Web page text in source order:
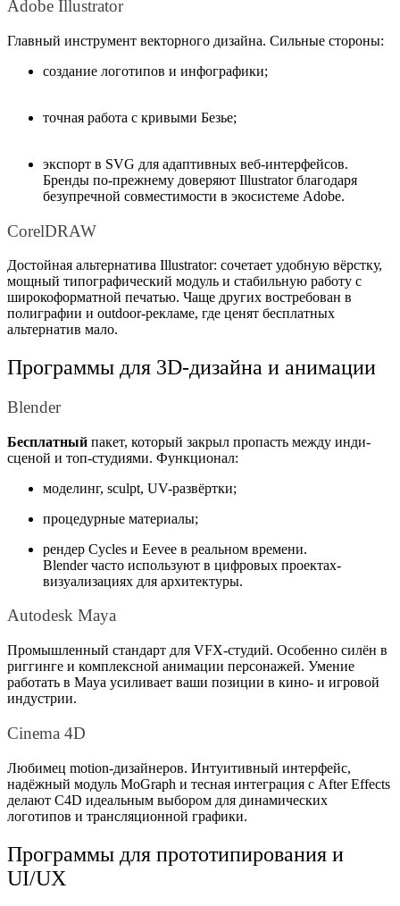
Adobe Illustrator
Главный инструмент векторного дизайна. Сильные стороны:
создание логотипов и инфографики;
точная работа с кривыми Безье;
экспорт в SVG для адаптивных веб-интерфейсов.
Бренды по-прежнему доверяют Illustrator благодаря
безупречной совместимости в экосистеме Adobe.
CorelDRAW
Достойная альтернатива Illustrator: сочетает удобную вёрстку,
мощный типографический модуль и стабильную работу с
широкоформатной печатью. Чаще других востребован в
полиграфии и outdoor-рекламе, где ценят бесплатных
альтернатив мало.
Программы для 3D-дизайна и анимации
Blender
Бесплатный пакет, который закрыл пропасть между инди-
сценой и топ-студиями. Функционал:
моделинг, sculpt, UV-развёртки;
процедурные материалы;
рендер Cycles и Eevee в реальном времени.
Blender часто используют в цифровых проектах-
визуализациях для архитектуры.
Autodesk Maya
Промышленный стандарт для VFX-студий. Особенно силён в
риггинге и комплексной анимации персонажей. Умение
работать в Maya усиливает ваши позиции в кино- и игровой
индустрии.
Cinema 4D
Любимец motion-дизайнеров. Интуитивный интерфейс,
надёжный модуль MoGraph и тесная интеграция с After Effects
делают C4D идеальным выбором для динамических
логотипов и трансляционной графики.
Программы для прототипирования и
UI/UX